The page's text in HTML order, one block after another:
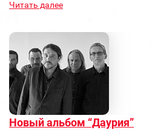
Читать далее
Новый альбом “Даурия”